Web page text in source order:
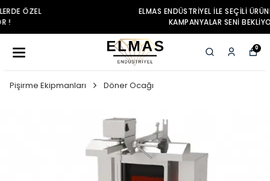
ELMAS ENDÜSTRIYEL ILE SEÇILI ÜRÜNLERDE ÖZEL
KAMPANYALAR SENI BEKLIYOR !
0
Pişirme Ekipmanları Döner Ocağı